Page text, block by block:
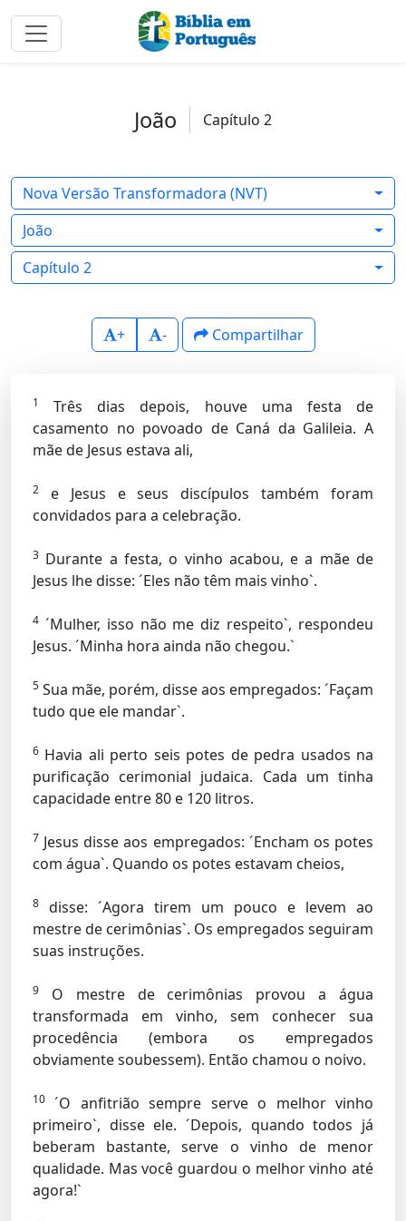
João Capítulo 2
Nova Versão Transformadora (NVT)
João
Capítulo 2
+ - Compartilhar
1
Três dias depois, houve uma festa de
casamento no povoado de Caná da Galileia. A
mãe de Jesus estava ali,
2
e Jesus e seus discípulos também foram
convidados para a celebração.
3 Durante a festa, o vinho acabou, e a mãe de
Jesus lhe disse: ´Eles não têm mais vinho`.
4 ´Mulher, isso não me diz respeito`, respondeu
Jesus. ´Minha hora ainda não chegou.`
5 Sua mãe, porém, disse aos empregados: ´Façam
tudo que ele mandar`.
6 Havia ali perto seis potes de pedra usados na
purificação cerimonial judaica. Cada um tinha
capacidade entre 80 e 120 litros.
7 Jesus disse aos empregados: ´Encham os potes
com água`. Quando os potes estavam cheios,
8
disse: ´Agora tirem um pouco e levem ao
mestre de cerimônias`. Os empregados seguiram
suas instruções.
9
O mestre de cerimônias provou a água
transformada em vinho, sem conhecer sua
procedência (embora os empregados
obviamente soubessem). Então chamou o noivo.
10 ´O anfitrião sempre serve o melhor vinho
primeiro`, disse ele. ´Depois, quando todos já
beberam bastante, serve o vinho de menor
qualidade. Mas você guardou o melhor vinho até
agora!`